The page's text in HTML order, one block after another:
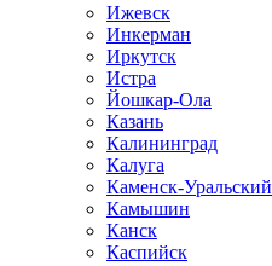
Ижевск
Инкерман
Иркутск
Истра
Йошкар-Ола
Казань
Калининград
Калуга
Каменск-Уральский
Камышин
Канск
Каспийск